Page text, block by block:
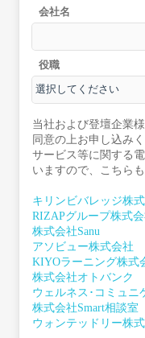
会社名
役職
当社および登壇企業
同意の上お申し込み
サービス等に関する
いますので、こちら
キリンビバレッジ株
RIZAPグループ株式
株式会社Sanu
アソビュー株式会社
KIYOラーニング株式
株式会社オトバンク
ウェルネス･コミュニ
株式会社Smart相談室
ウォンテッドリー株